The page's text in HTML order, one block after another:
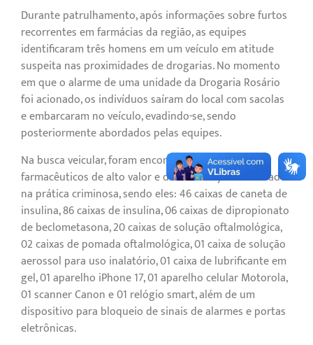
Durante patrulhamento, após informações sobre furtos
recorrentes em farmácias da região, as equipes
identificaram três homens em um veículo em atitude
suspeita nas proximidades de drogarias. No momento
em que o alarme de uma unidade da Drogaria Rosário
foi acionado, os indivíduos saíram do local com sacolas
e embarcaram no veículo, evadindo-se, sendo
posteriormente abordados pelas equipes.
Na busca veicular, foram encontrados produtos
farmacêuticos de alto valor e diversos objetos utilizados
na prática criminosa, sendo eles: 46 caixas de caneta de
insulina, 86 caixas de insulina, 06 caixas de dipropionato
de beclometasona, 20 caixas de solução oftalmológica,
02 caixas de pomada oftalmológica, 01 caixa de solução
aerossol para uso inalatório, 01 caixa de lubrificante em
gel, 01 aparelho iPhone 17, 01 aparelho celular Motorola,
01 scanner Canon e 01 relógio smart, além de um
dispositivo para bloqueio de sinais de alarmes e portas
eletrônicas.